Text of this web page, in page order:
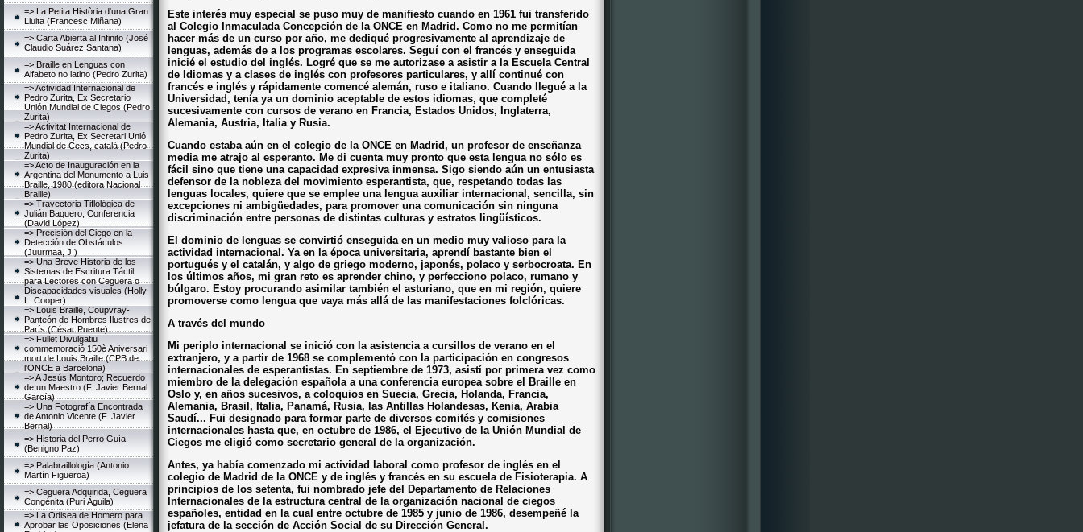
=> La Petita Història d'una Gran
Lluita (Francesc Miñana)
=> Carta Abierta al Infinito (José
Claudio Suárez Santana)
=> Braille en Lenguas con
Alfabeto no latino (Pedro Zurita)
=> Actividad Internacional de
Pedro Zurita, Ex Secretario
Unión Mundial de Ciegos (Pedro
Zurita)
=> Activitat Internacional de
Pedro Zurita, Ex Secretari Unió
Mundial de Cecs, català (Pedro
Zurita)
=> Acto de Inauguración en la
Argentina del Monumento a Luis
Braille, 1980 (editora Nacional
Braille)
=> Trayectoria Tiflológica de
Julián Baquero, Conferencia
(David López)
=> Precisión del Ciego en la
Detección de Obstáculos
(Juurmaa, J.)
=> Una Breve Historia de los
Sistemas de Escritura Táctil
para Lectores con Ceguera o
Discapacidades visuales (Holly
L. Cooper)
=> Louis Braille, Coupvray-
Panteón de Hombres Ilustres de
París (César Puente)
=> Fullet Divulgatiu
commemoració 150è Aniversari
mort de Louis Braille (CPB de
l'ONCE a Barcelona)
=> A Jesús Montoro; Recuerdo
de un Maestro (F. Javier Bernal
García)
=> Una Fotografía Encontrada
de Antonio Vicente (F. Javier
Bernal)
=> Historia del Perro Guía
(Benigno Paz)
=> Palabraillología (Antonio
Martín Figueroa)
=> Ceguera Adquirida, Ceguera
Congénita (Puri Águila)
=> La Odisea de Homero para
Aprobar las Oposiciones (Elena
Este interés muy especial se puso muy de manifiesto cuando en 1961 fui transferido
al Colegio Inmaculada Concepción de la ONCE en Madrid. Como no me permitían
hacer más de un curso por año, me dediqué progresivamente al aprendizaje de
lenguas, además de a los programas escolares. Seguí con el francés y enseguida
inicié el estudio del inglés. Logré que se me autorizase a asistir a la Escuela Central
de Idiomas y a clases de inglés con profesores particulares, y allí continué con
francés e inglés y rápidamente comencé alemán, ruso e italiano. Cuando llegué a la
Universidad, tenía ya un dominio aceptable de estos idiomas, que completé
sucesivamente con cursos de verano en Francia, Estados Unidos, Inglaterra,
Alemania, Austria, Italia y Rusia.
Cuando estaba aún en el colegio de la ONCE en Madrid, un profesor de enseñanza
media me atrajo al esperanto. Me di cuenta muy pronto que esta lengua no sólo es
fácil sino que tiene una capacidad expresiva inmensa. Sigo siendo aún un entusiasta
defensor de la nobleza del movimiento esperantista, que, respetando todas las
lenguas locales, quiere que se emplee una lengua auxiliar internacional, sencilla, sin
excepciones ni ambigüedades, para promover una comunicación sin ninguna
discriminación entre personas de distintas culturas y estratos lingüísticos.
El dominio de lenguas se convirtió enseguida en un medio muy valioso para la
actividad internacional. Ya en la época universitaria, aprendí bastante bien el
portugués y el catalán, y algo de griego moderno, japonés, polaco y serbocroata. En
los últimos años, mi gran reto es aprender chino, y perfecciono polaco, rumano y
búlgaro. Estoy procurando asimilar también el asturiano, que en mi región, quiere
promoverse como lengua que vaya más allá de las manifestaciones folclóricas.
A través del mundo
Mi periplo internacional se inició con la asistencia a cursillos de verano en el
extranjero, y a partir de 1968 se complementó con la participación en congresos
internacionales de esperantistas. En septiembre de 1973, asistí por primera vez como
miembro de la delegación española a una conferencia europea sobre el Braille en
Oslo y, en años sucesivos, a coloquios en Suecia, Grecia, Holanda, Francia,
Alemania, Brasil, Italia, Panamá, Rusia, las Antillas Holandesas, Kenia, Arabia
Saudí... Fui designado para formar parte de diversos comités y comisiones
internacionales hasta que, en octubre de 1986, el Ejecutivo de la Unión Mundial de
Ciegos me eligió como secretario general de la organización.
Antes, ya había comenzado mi actividad laboral como profesor de inglés en el
colegio de Madrid de la ONCE y de inglés y francés en su escuela de Fisioterapia. A
principios de los setenta, fui nombrado jefe del Departamento de Relaciones
Internacionales de la estructura central de la organización nacional de ciegos
españoles, entidad en la cual entre octubre de 1985 y junio de 1986, desempeñé la
jefatura de la sección de Acción Social de su Dirección General.